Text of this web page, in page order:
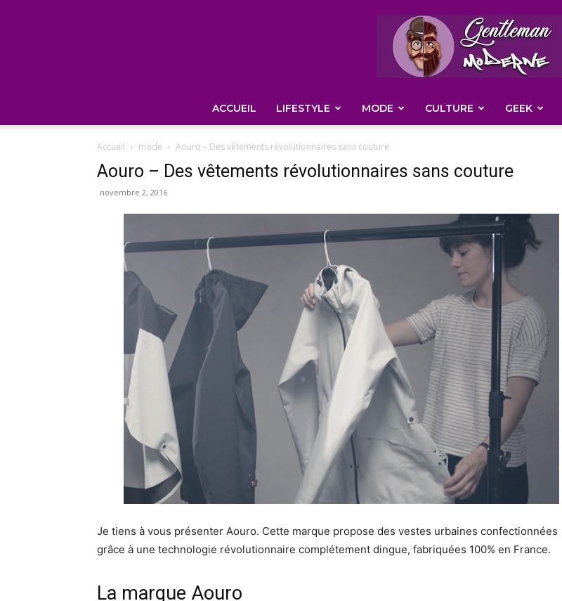
Gentleman
Moderne
ACCUEIL LIFESTYLE MODE CULTURE GEEK
Accueil mode Aouro – Des vêtements révolutionnaires sans couture
Aouro – Des vêtements révolutionnaires sans couture
novembre 2, 2016
Je tiens à vous présenter Aouro. Cette marque propose des vestes urbaines confectionnées
grâce à une technologie révolutionnaire complétement dingue, fabriquées 100% en France.
La marque Aouro